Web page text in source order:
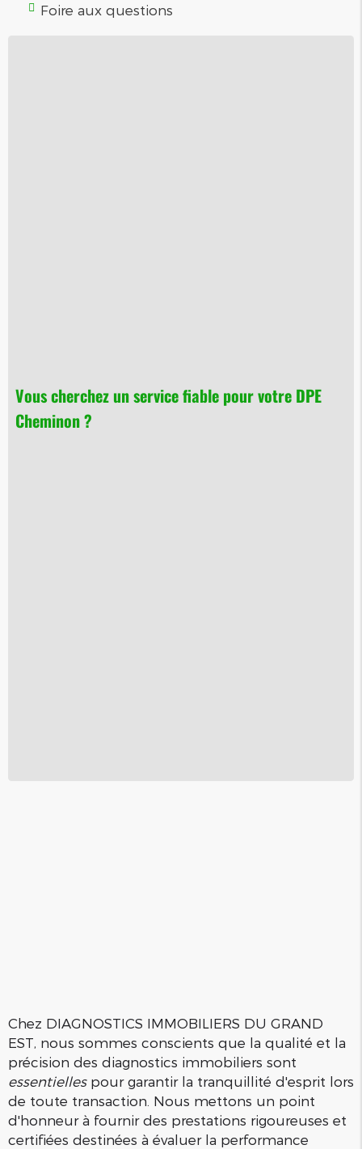
Foire aux questions
Vous cherchez un service fiable pour votre DPE
Cheminon?
Chez DIAGNOSTICS IMMOBILIERS DU GRAND
EST, nous sommes conscients que la qualité et la
précision des diagnostics immobiliers sont
essentiellespour garantir la tranquillité d'esprit lors
de toute transaction. Nous mettons un point
d'honneur à fournir des prestations rigoureuses et
certifiées destinées à évaluer la performance